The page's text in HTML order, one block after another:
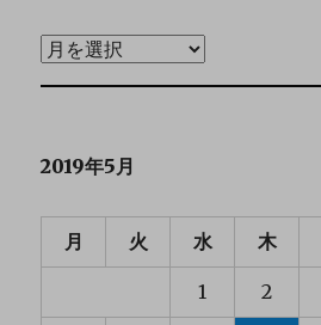
2019年5月
月 火 水 木
1 2